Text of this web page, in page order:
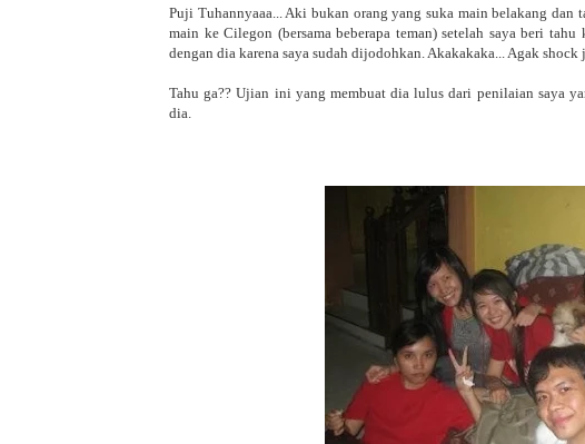
Puji Tuhannyaaa... Aki bukan orang yang suka main belakang
main ke Cilegon (bersama beberapa teman) setelah saya beri
dengan dia karena saya sudah dijodohkan. Akakakaka... Agak
Tahu ga?? Ujian ini yang membuat dia lulus dari penilaian saya
dia.